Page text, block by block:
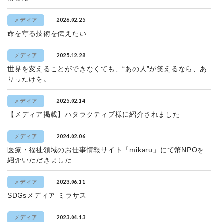
メディア 2026.02.25
命を守る技術を伝えたい
メディア 2025.12.28
世界を変えることができなくても、“あの人”が笑えるなら、あ
りったけを。
メディア 2025.02.14
【メディア掲載】ハタラクティブ様に紹介されました
メディア 2024.02.06
医療・福祉領域のお仕事情報サイト「mikaru」にて幣NPOを
紹介いただきました...
メディア 2023.06.11
SDGsメディア ミラサス
メディア 2023.04.13